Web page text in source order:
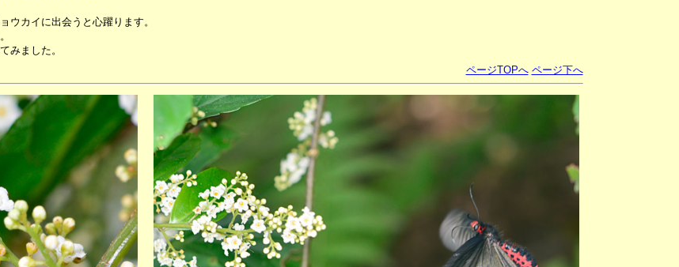
ウカイに出会うと心躍ります。
みました。
ページTOPへ ページ下へ